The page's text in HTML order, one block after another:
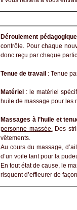
Déroulement
contrôle. Pour chaque
donc reçu par chaque
Tenue de travail : Tenue
Matériel : le matériel
huile de massage pour les
Massages à l’huile et
personne massée.Des
vêtements.
Au cours du massage,
d’un voile tant pour la
En tout état de cause, le
risquent d’effleurer de